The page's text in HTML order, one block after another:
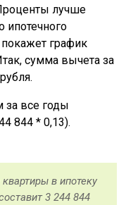
лучше
ипотечного
покажет график
сумма вычета за
за все годы
844 * 0,13).
в ипотеку
3 244 844